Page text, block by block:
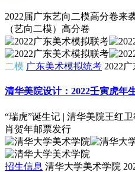
2022届广东艺向二模高分卷来
（艺向二模）高分卷
二模 广东美术模拟统考 2022
清华美院设计：2022壬寅虎年
“瑞虎”诞生记 | 清华美院王红
肖贺年邮票发行
招生信息 清华大学美术学院